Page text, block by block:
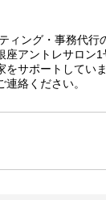
ィング・事務代行
アントレサロン
サポートしてい
絡ください。